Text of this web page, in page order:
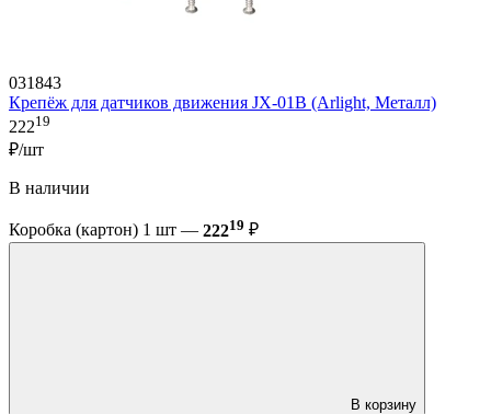
031843
Крепёж для датчиков движения JX-01B (Arlight, Металл)
22219
₽/шт
В наличии
Коробка (картон) 1 шт — 22219 ₽
В корзину